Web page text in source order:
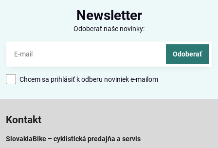
Newsletter
Odoberať naše novinky:
Odoberať
Chcem sa prihlásiť k odberu noviniek e-mailom
Kontakt
SlovakiaBike – cyklistická predajňa a servis